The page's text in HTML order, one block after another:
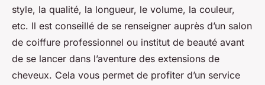
style, la qualité, la longueur, le volume, la couleur,
etc. Il est conseillé de se renseigner auprès d’un salon
de coiffure professionnel ou institut de beauté avant
de se lancer dans l’aventure des extensions de
cheveux. Cela vous permet de profiter d’un service